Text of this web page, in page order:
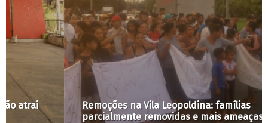
Remoções na Vila Leopoldina: famílias
parcialmente removidas e mais ameaças à vista